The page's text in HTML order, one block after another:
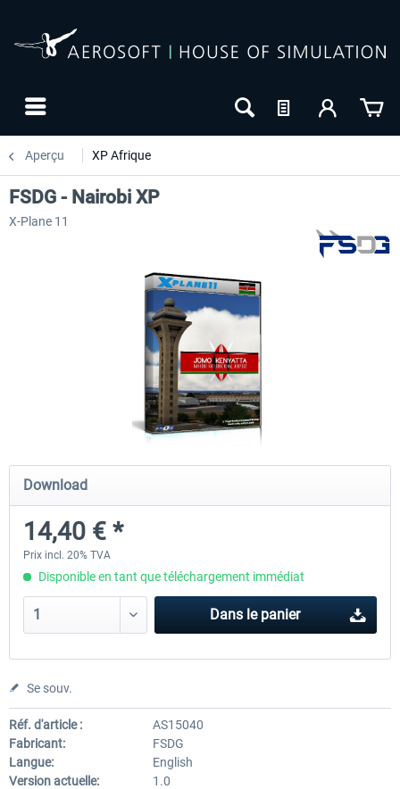
Aperçu XP Afrique
FSDG - Sharm El-Sheikh XP
15,60 € *
FSDG - Dakar XP
FSDG - Nairobi XP
X-Plane 11
Download
14,40 € *
Prix incl. 20% TVA
Disponible en tant que téléchargement immédiat
Dans le panier
Se souv.
Réf. d'article :
AS15040
Fabricant:
FSDG
Langue:
English
Version actuelle:
1.0